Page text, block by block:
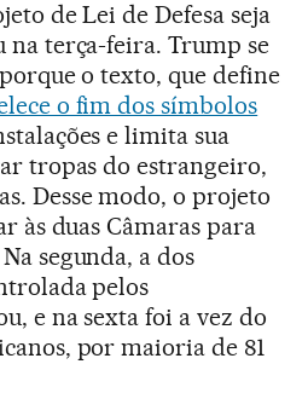
de Lei de Defesa seja
na terça-feira. Trump se
o texto, que define
o fim dos símbolos
e limita sua
tropas do estrangeiro,
Desse modo, o projeto
às duas Câmaras para
segunda, a dos
pelos
e na sexta foi a vez do
por maioria de 81